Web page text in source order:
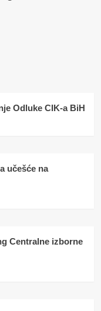
Odluke CIK-a BiH
učešće na
Centralne izborne